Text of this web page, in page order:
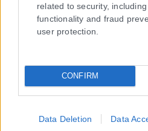
related to security,
functionality and fraud
user protection.
CONFIRM
Data Deletion Data